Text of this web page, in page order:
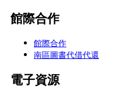
館際合作
館際合作
南區圖書代借代還
電子資源